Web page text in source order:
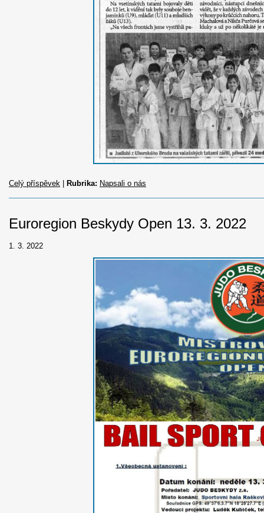
Celý příspěvek Rubrika: Napsali o nás
Euroregion Beskydy Open 13. 3. 2022
1. 3. 2022